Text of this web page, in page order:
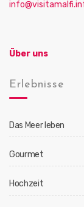
Über uns
Erlebnisse
Das Meer leben
Gourmet
Hochzeit